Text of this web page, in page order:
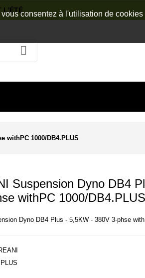
consentez à l'utilisation de cookies
L'ÉTÉ
withPC 1000/DB4.PLUS
Suspension Dyno DB4
withPC 1000/DB4.PLUS
Dyno DB4 Plus - 5,5KW - 380V 3-phse